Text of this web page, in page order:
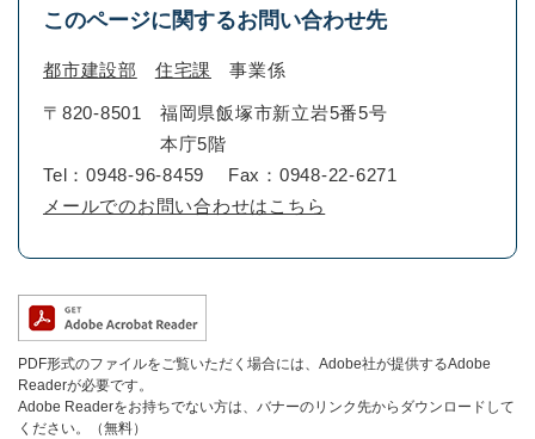
このページに関するお問い合わせ先
都市建設部 住宅課 事業係
〒820-8501
福岡県飯塚市新立岩5番5号
本庁5階
Tel：0948-96-8459
Fax：0948-22-6271
メールでのお問い合わせはこちら
PDF形式のファイルをご覧いただく場合には、Adobe社が提供するAdobe
Readerが必要です。
Adobe Readerをお持ちでない方は、バナーのリンク先からダウンロードして
ください。（無料）